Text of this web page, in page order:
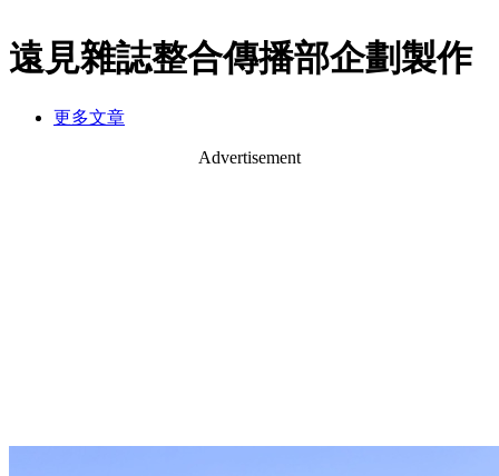
遠見雜誌整合傳播部企劃製作
更多文章
Advertisement